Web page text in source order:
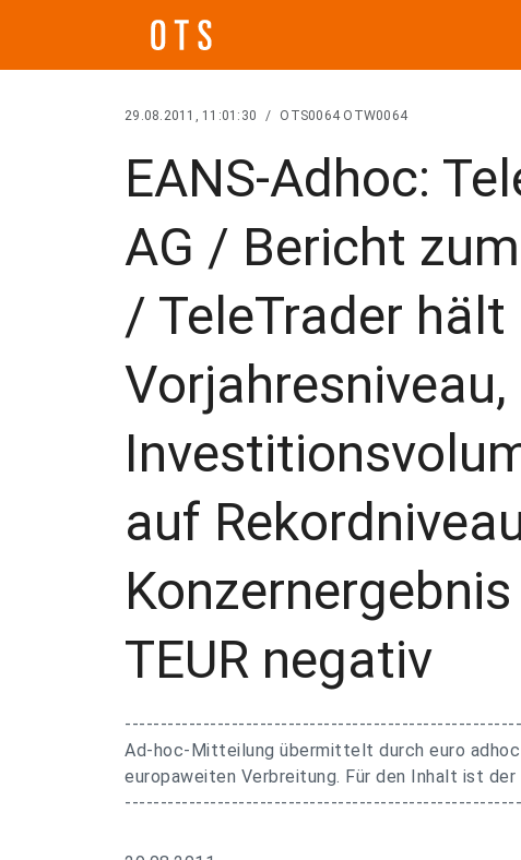
29.08.2011, 11:01:30 / OTS0064 OTW0064
EANS-Adhoc:
AG / Bericht
/ TeleTrader
Vorjahresniveau,
auf
TEUR negativ
Ad-hoc-Mitteilung übermittelt durch euro
europaweiten Verbreitung. Für den Inhalt ist